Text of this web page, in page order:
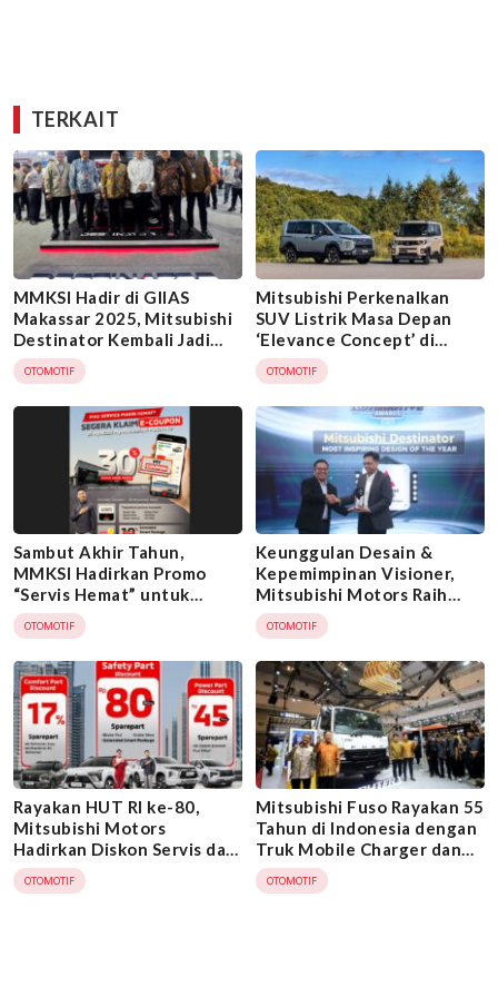
TERKAIT
MMKSI Hadir di GIIAS
Makassar 2025, Mitsubishi
Destinator Kembali Jadi
Sorotan
OTOMOTIF
Mitsubishi Perkenalkan
SUV Listrik Masa Depan
‘Elevance Concept’ di
Japan Mobility Show 2025
OTOMOTIF
Sambut Akhir Tahun,
MMKSI Hadirkan Promo
“Servis Hemat” untuk
Konsumen Mitsubishi
OTOMOTIF
Keunggulan Desain &
Kepemimpinan Visioner,
Mitsubishi Motors Raih
Prestasi Ganda di Indonesia
Automotive Awards 2025
OTOMOTIF
Rayakan HUT RI ke-80,
Mitsubishi Motors
Hadirkan Diskon Servis dan
Perbaikan Kendaraan
OTOMOTIF
Mitsubishi Fuso Rayakan 55
Tahun di Indonesia dengan
Truk Mobile Charger dan
Fighter-X Tractor Head di
GIIAS 2025
OTOMOTIF